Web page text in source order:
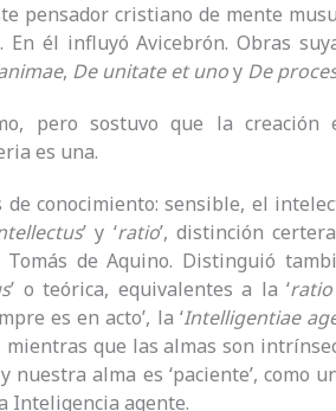
pensador cristiano de mente
él influyó Avicebrón. Obras
, De unitate et unoy De
pero sostuvo que la creación
es una.
conocimiento: sensible, el
’ y ‘ratio’, distinción
de Aquino. Distinguió
’ o teórica, equivalentes a la ‘
es en acto’, la ‘Intelligentiae
que las almas son
nuestra alma es ‘paciente’, como
Inteligencia agente.